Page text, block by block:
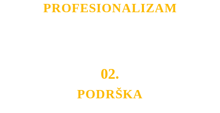
PROFESIONALIZAM
02.
PODRŠKA